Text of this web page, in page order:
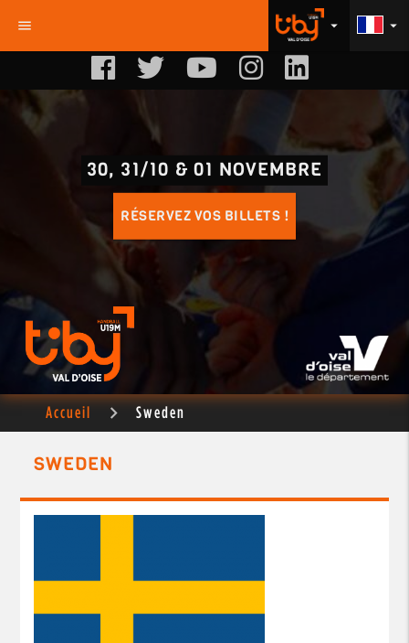
menu arrow_drop_down
arrow_drop_down
30, 31/10 & 01 NOVEMBRE
RÉSERVEZ VOS BILLETS !
Accueil Sweden
SWEDEN